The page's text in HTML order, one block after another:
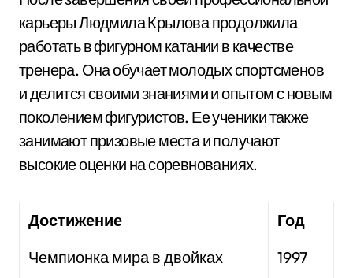
карьеры Людмила Крылова продолжила
работать в фигурном катании в качестве
тренера. Она обучает молодых спортсменов
и делится своими знаниями и опытом с новым
поколением фигуристов. Ее ученики также
занимают призовые места и получают
высокие оценки на соревнованиях.
Достижение
Год
Чемпионка мира в двойках
1997